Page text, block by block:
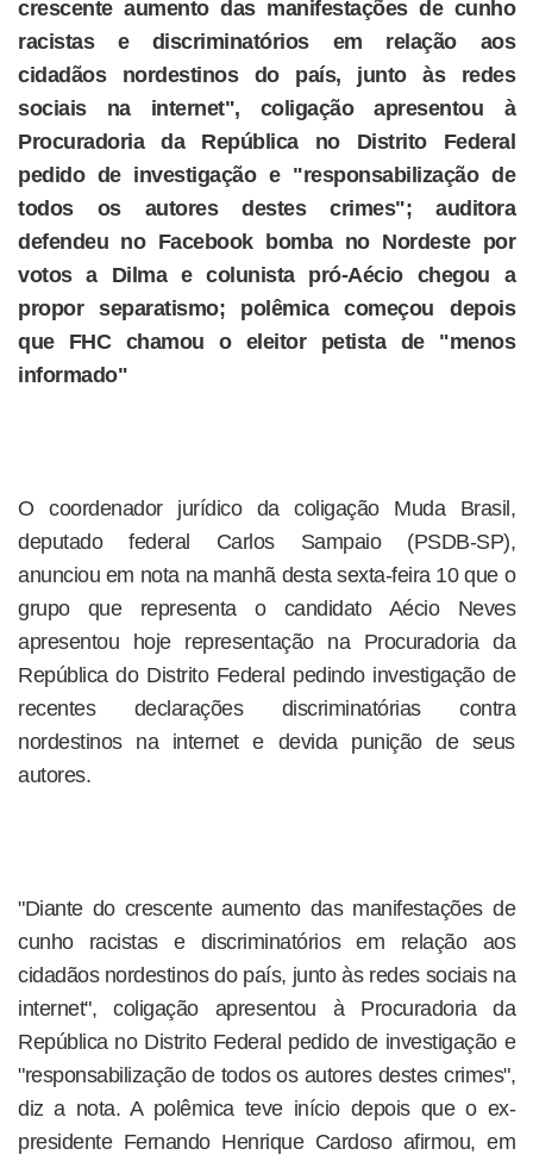
crescente aumento das manifestações de cunho
racistas e discriminatórios em relação aos
cidadãos nordestinos do país, junto às redes
sociais na internet", coligação apresentou à
Procuradoria da República no Distrito Federal
pedido de investigação e "responsabilização de
todos os autores destes crimes"; auditora
defendeu no Facebook bomba no Nordeste por
votos a Dilma e colunista pró-Aécio chegou a
propor separatismo; polêmica começou depois
que FHC chamou o eleitor petista de "menos
informado"
O coordenador jurídico da coligação Muda Brasil,
deputado federal Carlos Sampaio (PSDB-SP),
anunciou em nota na manhã desta sexta-feira 10 que o
grupo que representa o candidato Aécio Neves
apresentou hoje representação na Procuradoria da
República do Distrito Federal pedindo investigação de
recentes declarações discriminatórias contra
nordestinos na internet e devida punição de seus
autores.
"Diante do crescente aumento das manifestações de
cunho racistas e discriminatórios em relação aos
cidadãos nordestinos do país, junto às redes sociais na
internet", coligação apresentou à Procuradoria da
República no Distrito Federal pedido de investigação e
"responsabilização de todos os autores destes crimes",
diz a nota. A polêmica teve início depois que o ex-
presidente Fernando Henrique Cardoso afirmou, em